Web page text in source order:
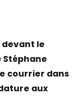
devant le
Stéphane
courrier dans
aux